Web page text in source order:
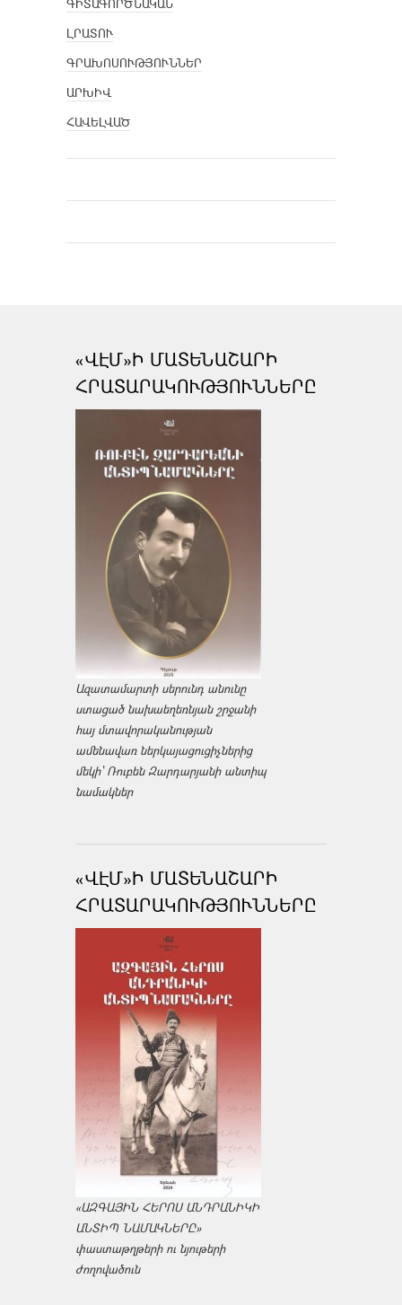
ԳԻՏԱԳՈՐԾՆԱԿԱՆ
ԼՐԱՏՈՒ
ԳՐԱԽՈՍՈՒԹՅՈՒՆՆԵՐ
ԱՐԽԻՎ
ՀԱՎԵԼՎԱԾ
«ՎԷՄ»Ի ՄԱՏԵՆԱՇԱՐԻ
ՀՐԱՏԱՐԱԿՈՒԹՅՈՒՆՆԵՐԸ
Ազատամարտի սերունդ անունը
ստացած նախաեղեռնյան շրջանի
հայ մտավորականության
ամենավառ ներկայացուցիչներից
մեկի՝ Ռուբեն Զարդարյանի անտիպ
նամակներ
«ՎԷՄ»Ի ՄԱՏԵՆԱՇԱՐԻ
ՀՐԱՏԱՐԱԿՈՒԹՅՈՒՆՆԵՐԸ
«ԱԶԳԱՅԻՆ ՀԵՐՈՍ ԱՆԴՐԱՆԻԿԻ
ԱՆՏԻՊ ՆԱՄԱԿՆԵՐԸ»
փաստաթղթերի ու նյութերի
ժողովածուն